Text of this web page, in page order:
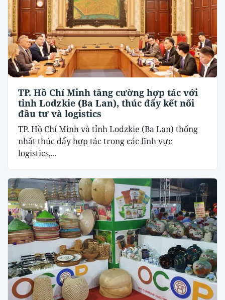
TP. Hồ Chí Minh tăng cường hợp tác với
tỉnh Lodzkie (Ba Lan), thúc đẩy kết nối
đầu tư và logistics
TP. Hồ Chí Minh và tỉnh Lodzkie (Ba Lan) thống
nhất thúc đẩy hợp tác trong các lĩnh vực
logistics,...